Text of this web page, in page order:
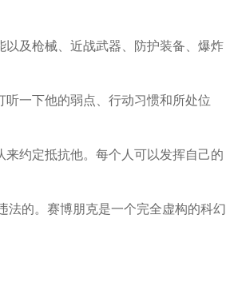
及枪械、近战武器、防护装备、爆炸
一下他的弱点、行动习惯和所处位
约定抵抗他。每个人可以发挥自己的
法的。赛博朋克是一个完全虚构的科幻